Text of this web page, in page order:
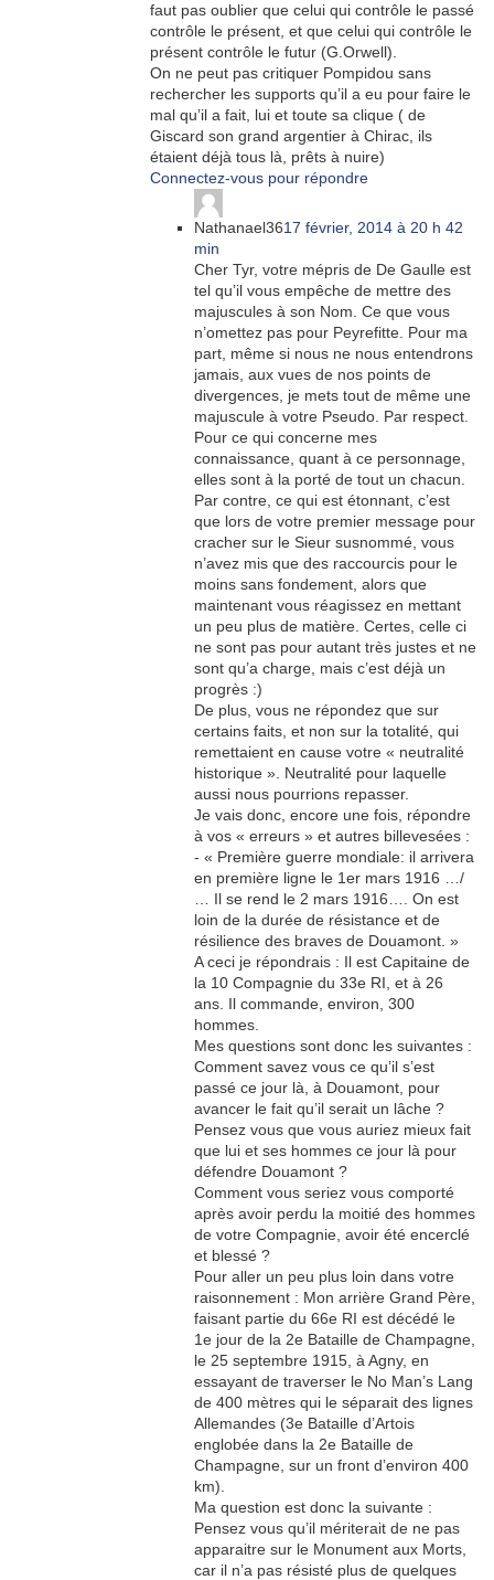
faut pas oublier que celui qui contrôle le passé
contrôle le présent, et que celui qui contrôle le
présent contrôle le futur (G.Orwell).
On ne peut pas critiquer Pompidou sans
rechercher les supports qu’il a eu pour faire le
mal qu’il a fait, lui et toute sa clique ( de
Giscard son grand argentier à Chirac, ils
étaient déjà tous là, prêts à nuire)
Connectez-vous pour répondre
Nathanael3617 février, 2014 à 20 h 42
min
Cher Tyr, votre mépris de De Gaulle est
tel qu’il vous empêche de mettre des
majuscules à son Nom. Ce que vous
n’omettez pas pour Peyrefitte. Pour ma
part, même si nous ne nous entendrons
jamais, aux vues de nos points de
divergences, je mets tout de même une
majuscule à votre Pseudo. Par respect.
Pour ce qui concerne mes
connaissance, quant à ce personnage,
elles sont à la porté de tout un chacun.
Par contre, ce qui est étonnant, c’est
que lors de votre premier message pour
cracher sur le Sieur susnommé, vous
n’avez mis que des raccourcis pour le
moins sans fondement, alors que
maintenant vous réagissez en mettant
un peu plus de matière. Certes, celle ci
ne sont pas pour autant très justes et ne
sont qu’a charge, mais c’est déjà un
progrès :)
De plus, vous ne répondez que sur
certains faits, et non sur la totalité, qui
remettaient en cause votre « neutralité
historique ». Neutralité pour laquelle
aussi nous pourrions repasser.
Je vais donc, encore une fois, répondre
à vos « erreurs » et autres billevesées :
- « Première guerre mondiale: il arrivera
en première ligne le 1er mars 1916 …/
… Il se rend le 2 mars 1916…. On est
loin de la durée de résistance et de
résilience des braves de Douamont. »
A ceci je répondrais : Il est Capitaine de
la 10 Compagnie du 33e RI, et à 26
ans. Il commande, environ, 300
hommes.
Mes questions sont donc les suivantes :
Comment savez vous ce qu’il s’est
passé ce jour là, à Douamont, pour
avancer le fait qu’il serait un lâche ?
Pensez vous que vous auriez mieux fait
que lui et ses hommes ce jour là pour
défendre Douamont ?
Comment vous seriez vous comporté
après avoir perdu la moitié des hommes
de votre Compagnie, avoir été encerclé
et blessé ?
Pour aller un peu plus loin dans votre
raisonnement : Mon arrière Grand Père,
faisant partie du 66e RI est décédé le
1e jour de la 2e Bataille de Champagne,
le 25 septembre 1915, à Agny, en
essayant de traverser le No Man’s Lang
de 400 mètres qui le séparait des lignes
Allemandes (3e Bataille d’Artois
englobée dans la 2e Bataille de
Champagne, sur un front d’environ 400
km).
Ma question est donc la suivante :
Pensez vous qu’il mériterait de ne pas
apparaitre sur le Monument aux Morts,
car il n’a pas résisté plus de quelques